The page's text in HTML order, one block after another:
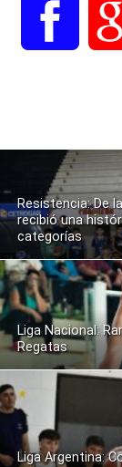
Resistencia: De
recibió una
categorías
Liga Nacional:
Regatas
Liga Argentina: